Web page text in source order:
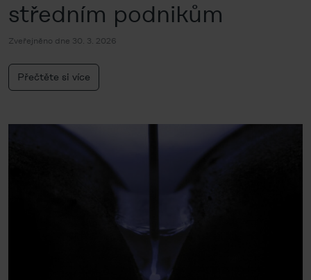
středním podnikům
Zveřejněno dne 30. 3. 2026
Přečtěte si více